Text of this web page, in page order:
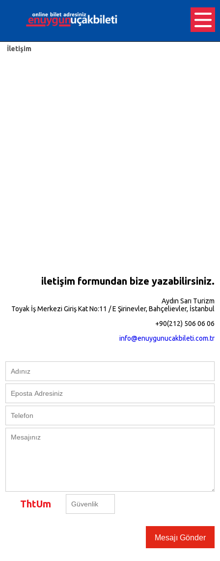
İletişim
iletişim formundan bize yazabilirsiniz.
Aydın Sarı Turizm
Toyak İş Merkezi Giriş Kat No:11 / E Şirinevler, Bahçelievler, İstanbul
+90(212) 506 06 06
info@enuygunucakbileti.com.tr
ThtUm